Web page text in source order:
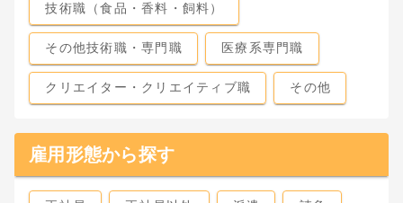
技術職（食品・香料・飼料）
その他技術職・専門職 医療系専門職
クリエイター・クリエイティブ職 その他
雇用形態から探す